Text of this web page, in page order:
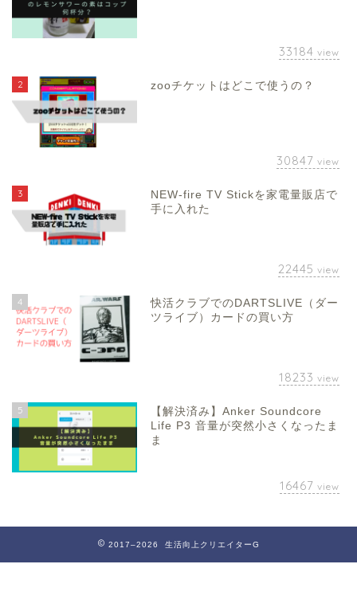
33184 view
2 zooチケットはどこで使うの？
30847 view
3
NEW-fire TV Stickを家電量販店で
手に入れた
22445 view
4
快活クラブでのDARTSLIVE（ダー
ツライブ）カードの買い方
18233 view
5
【解決済み】Anker Soundcore
Life P3 音量が突然小さくなったま
ま
16467 view
2017–2026 生活向上クリエイターG